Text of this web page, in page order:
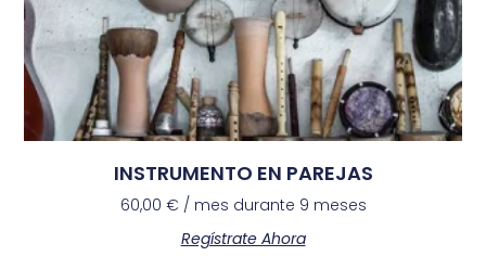
INSTRUMENTO EN PAREJAS
60,00 € / mes durante 9 meses
Regístrate Ahora